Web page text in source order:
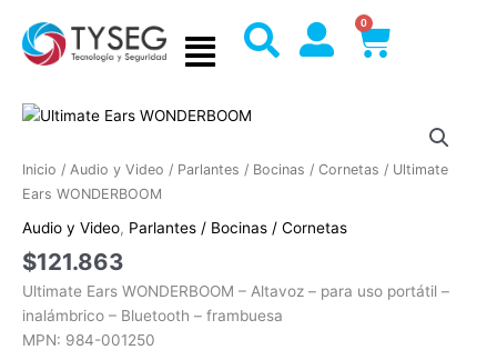
contenido
0
Cart
Inicio / Audio y Video / Parlantes / Bocinas / Cornetas / Ultimate
Ears WONDERBOOM
Audio y Video, Parlantes / Bocinas / Cornetas
$121.863
Ultimate Ears WONDERBOOM – Altavoz – para uso portátil –
inalámbrico – Bluetooth – frambuesa
MPN: 984-001250